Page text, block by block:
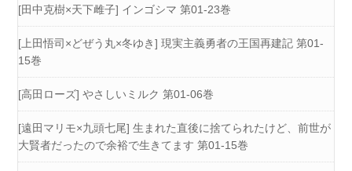
[田中克樹×天下雌子] インゴシマ 第01-23巻
[上田悟司×どぜう丸×冬ゆき] 現実主義勇者の王国再建記 第01-
15巻
[高田ローズ] やさしいミルク 第01-06巻
[遠田マリモ×九頭七尾] 生まれた直後に捨てられたけど、前世が
大賢者だったので余裕で生きてます 第01-15巻